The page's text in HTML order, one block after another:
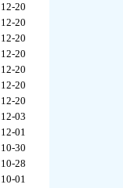
12-20
12-20
12-20
12-20
12-20
12-20
12-20
12-03
12-01
10-30
10-28
10-01